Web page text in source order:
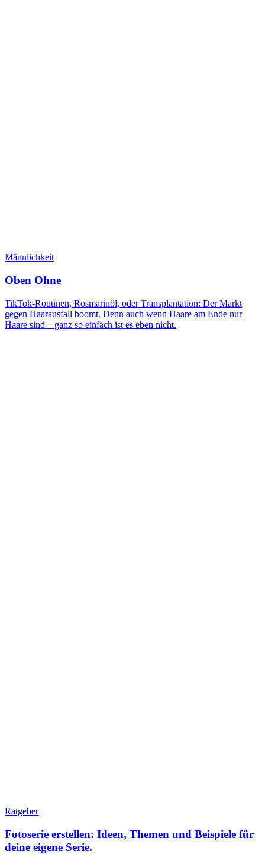
Männlichkeit
Oben Ohne
TikTok-Routinen, Rosmarinöl, oder Transplantation: Der Markt
gegen Haarausfall boomt. Denn auch wenn Haare am Ende nur
Haare sind – ganz so einfach ist es eben nicht.
Ratgeber
Fotoserie erstellen: Ideen, Themen und Beispiele für
deine eigene Serie.